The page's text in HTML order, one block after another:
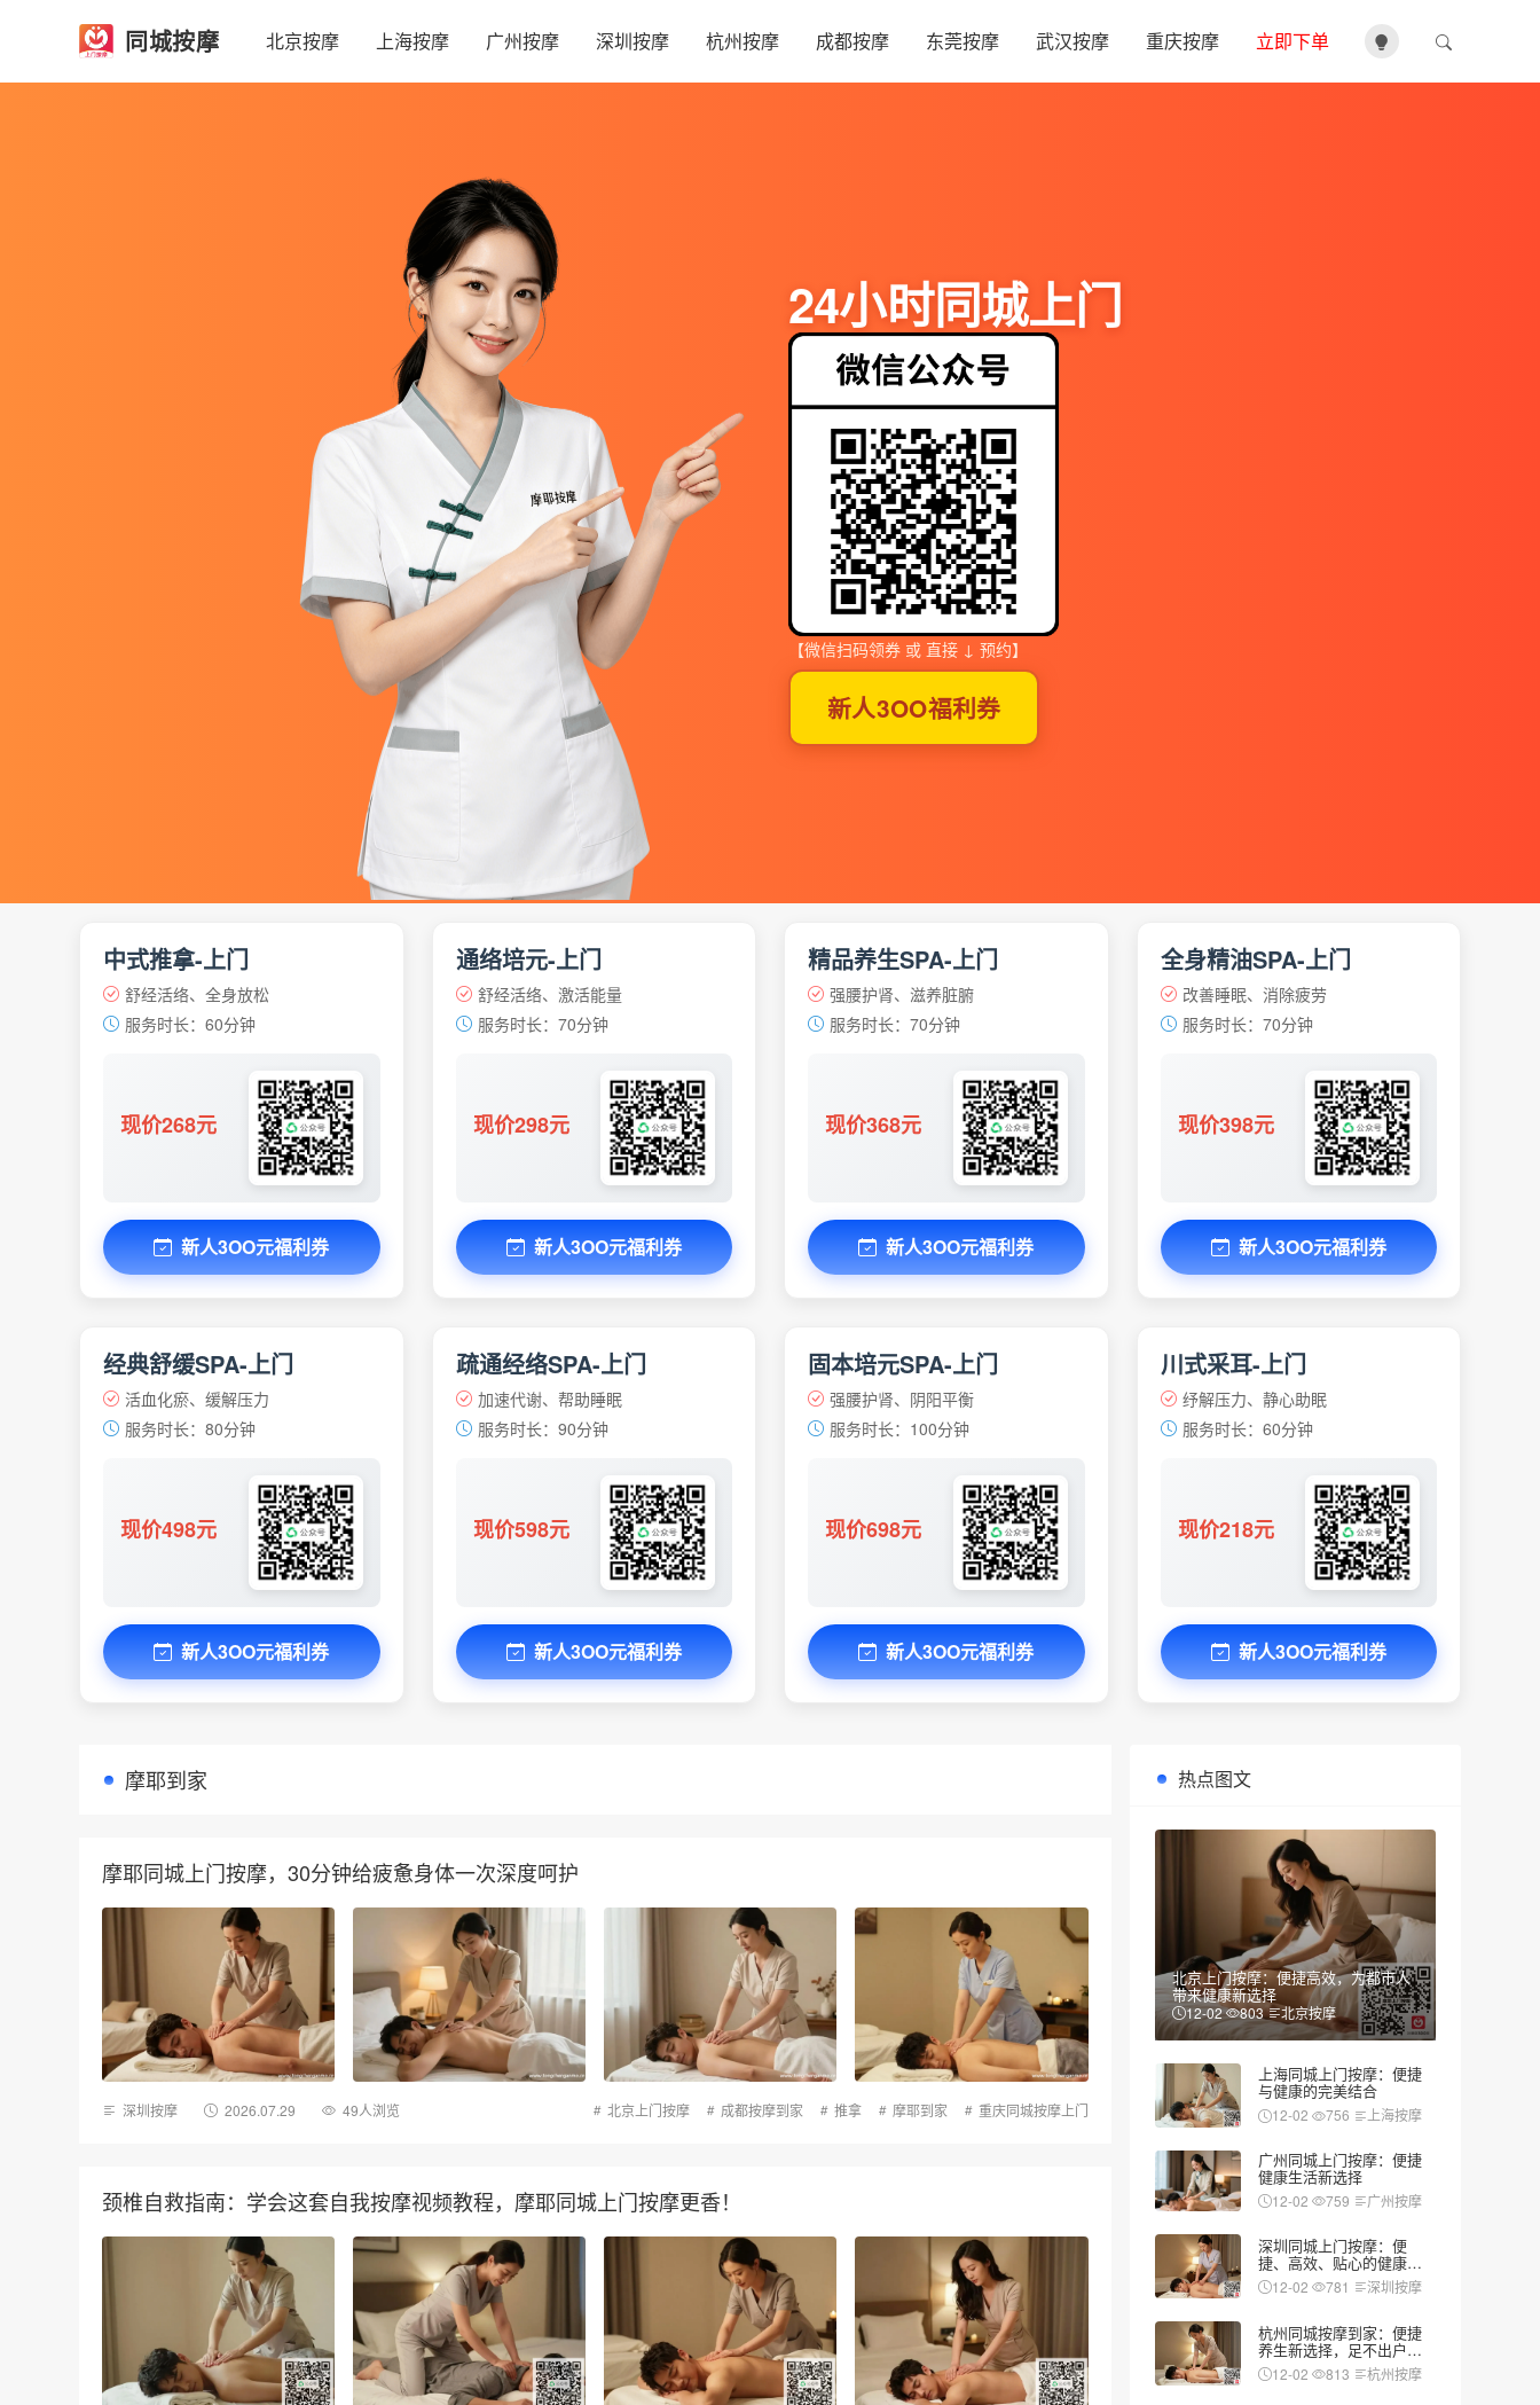
同城按摩 北京按摩 上海按摩 广州按摩 深圳按摩 杭州按摩 成都按摩 东莞按摩 武汉按摩 重庆按摩 立即下单
24小时同城上门
【微信扫码领券 或 直接 ↓ 预约】
新人3OO福利券
中式推拿-上门
舒经活络、全身放松
服务时长：60分钟
现价268元
新人3OO元福利券
通络培元-上门
舒经活络、激活能量
服务时长：70分钟
现价298元
新人3OO元福利券
精品养生SPA-上门
强腰护肾、滋养脏腑
服务时长：70分钟
现价368元
新人3OO元福利券
全身精油SPA-上门
改善睡眠、消除疲劳
服务时长：70分钟
现价398元
新人3OO元福利券
经典舒缓SPA-上门
活血化瘀、缓解压力
服务时长：80分钟
现价498元
新人3OO元福利券
疏通经络SPA-上门
加速代谢、帮助睡眠
服务时长：90分钟
现价598元
新人3OO元福利券
固本培元SPA-上门
强腰护肾、阴阳平衡
服务时长：100分钟
现价698元
新人3OO元福利券
川式采耳-上门
纾解压力、静心助眠
服务时长：60分钟
现价218元
新人3OO元福利券
摩耶到家
摩耶同城上门按摩，30分钟给疲惫身体一次深度呵护
深圳按摩 2026.07.29 49人浏览 北京上门按摩 成都按摩到家 推拿 摩耶到家 重庆同城按摩上门
颈椎自救指南：学会这套自我按摩视频教程，摩耶同城上门按摩更香！
热点图文
北京上门按摩：便捷高效，为都市人
带来健康新选择
12-02 803 北京按摩
上海同城上门按摩：便捷
与健康的完美结合
12-02 756 上海按摩
广州同城上门按摩：便捷
健康生活新选择
12-02 759 广州按摩
深圳同城上门按摩：便
捷、高效、贴心的健康新
选择12-02 781 深圳按摩
杭州同城按摩到家：便捷
养生新选择，足不出户享
受专业服务
12-02 813 杭州按摩